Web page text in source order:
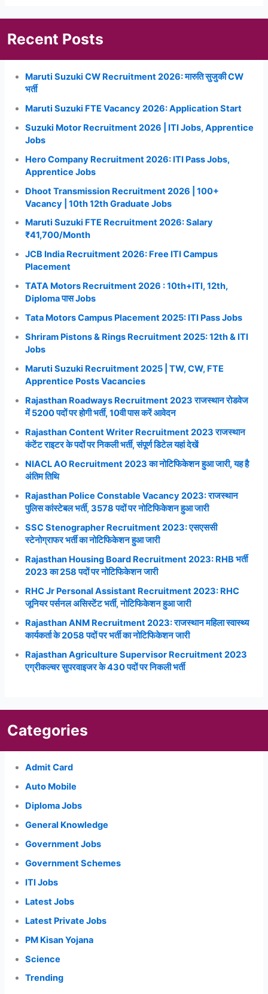
Recent Posts
Maruti Suzuki CW Recruitment 2026: मारुति सुजुकी CW
भर्ती
Maruti Suzuki FTE Vacancy 2026: Application Start
Suzuki Motor Recruitment 2026 | ITI Jobs, Apprentice
Jobs
Hero Company Recruitment 2026: ITI Pass Jobs,
Apprentice Jobs
Dhoot Transmission Recruitment 2026 | 100+
Vacancy | 10th 12th Graduate Jobs
Maruti Suzuki FTE Recruitment 2026: Salary
₹41,700/Month
JCB India Recruitment 2026: Free ITI Campus
Placement
TATA Motors Recruitment 2026 : 10th+ITI, 12th,
Diploma पास Jobs
Tata Motors Campus Placement 2025: ITI Pass Jobs
Shriram Pistons & Rings Recruitment 2025: 12th & ITI
Jobs
Maruti Suzuki Recruitment 2025 | TW, CW, FTE
Apprentice Posts Vacancies
Rajasthan Roadways Recruitment 2023 राजस्थान रोडवेज
में 5200 पदों पर होगी भर्ती, 10वी पास करें आवेदन
Rajasthan Content Writer Recruitment 2023 राजस्थान
कंटेंट राइटर के पदों पर निकली भर्ती, संपूर्ण डिटेल यहां देखें
NIACL AO Recruitment 2023 का नोटिफिकेशन हुआ जारी, यह है
अंतिम तिथि
Rajasthan Police Constable Vacancy 2023: राजस्थान
पुलिस कांस्टेबल भर्ती, 3578 पदों पर नोटिफिकेशन हुआ जारी
SSC Stenographer Recruitment 2023: एसएससी
स्टेनोग्राफर भर्ती का नोटिफिकेशन हुआ जारी
Rajasthan Housing Board Recruitment 2023: RHB भर्ती
2023 का 258 पदों पर नोटिफिकेशन जारी
RHC Jr Personal Assistant Recruitment 2023: RHC
जूनियर पर्सनल असिस्टेंट भर्ती, नोटिफिकेशन हुआ जारी
Rajasthan ANM Recruitment 2023: राजस्थान महिला स्वास्थ्य
कार्यकर्ता के 2058 पदों पर भर्ती का नोटिफिकेशन जारी
Rajasthan Agriculture Supervisor Recruitment 2023
एग्रीकल्चर सुपरवाइजर के 430 पदों पर निकली भर्ती
Categories
Admit Card
Auto Mobile
Diploma Jobs
General Knowledge
Government Jobs
Government Schemes
ITI Jobs
Latest Jobs
Latest Private Jobs
PM Kisan Yojana
Science
Trending